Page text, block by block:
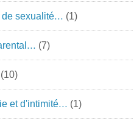
de sexualité… (1)
(7)
(10)
et d'intimité… (1)